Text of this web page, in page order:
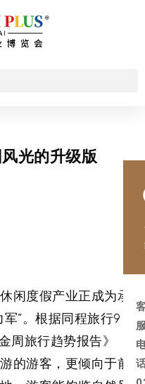
光的升级版
闲度假产业正成为承
”。根据同程旅行9
周旅行趋势报告》
的游客，更倾向于前